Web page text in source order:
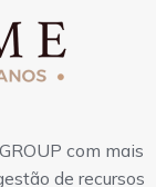
com mais
de recursos